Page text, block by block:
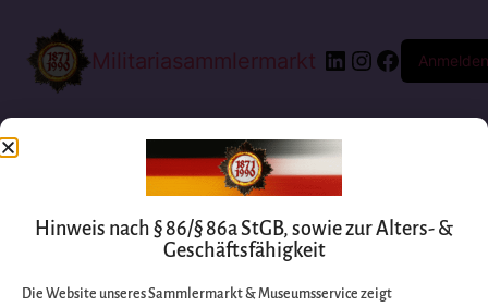
Militariasammlermarkt Anmelden
Hinweis nach § 86/§ 86a StGB, sowie zur Alters- &
Geschäftsfähigkeit
Die Website unseres Sammlermarkt & Museumsservice zeigt